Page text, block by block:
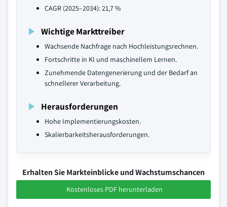
CAGR (2025–2034): 21,7 %
Wichtige Markttreiber
Wachsende Nachfrage nach Hochleistungsrechnen.
Fortschritte in KI und maschinellem Lernen.
Zunehmende Datengenerierung und der Bedarf an
schnellerer Verarbeitung.
Herausforderungen
Hohe Implementierungskosten.
Skalierbarkeitsherausforderungen.
Erhalten Sie Markteinblicke und Wachstumschancen
Kostenloses PDF herunterladen